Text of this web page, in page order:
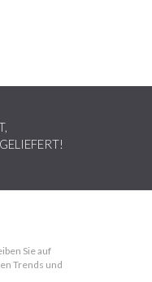
Sie auf
Trends und